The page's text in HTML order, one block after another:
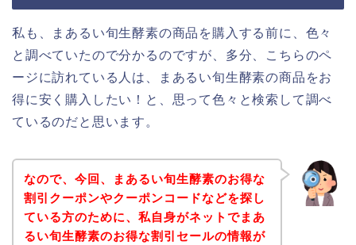
私も、まあるい旬生酵素の商品を購入する前に、色々
と調べていたので分かるのですが、多分、こちらのペ
ージに訪れている人は、まあるい旬生酵素の商品をお
得に安く購入したい！と、思って色々と検索して調べ
ているのだと思います。
なので、今回、まあるい旬生酵素のお得な
割引クーポンやクーポンコードなどを探し
ている方のために、私自身がネットでまあ
るい旬生酵素のお得な割引セールの情報が